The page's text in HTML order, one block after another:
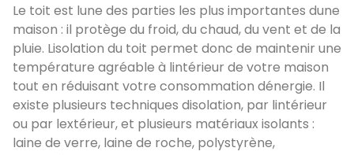
Le toit est lune des parties les plus importantes dune
maison : il protège du froid, du chaud, du vent et de la
pluie. Lisolation du toit permet donc de maintenir une
température agréable à lintérieur de votre maison
tout en réduisant votre consommation dénergie. Il
existe plusieurs techniques disolation, par lintérieur
ou par lextérieur, et plusieurs matériaux isolants :
laine de verre, laine de roche, polystyrène,